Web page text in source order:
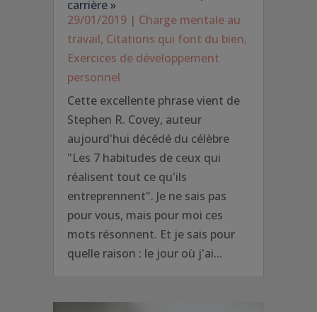
carrière »
29/01/2019| Charge mentale au
travail, Citations qui font du bien,
Exercices de développement
personnel
Cette excellente phrase vient de
Stephen R. Covey, auteur
aujourd'hui décédé du célèbre
"Les 7 habitudes de ceux qui
réalisent tout ce qu'ils
entreprennent". Je ne sais pas
pour vous, mais pour moi ces
mots résonnent. Et je sais pour
quelle raison : le jour où j'ai...